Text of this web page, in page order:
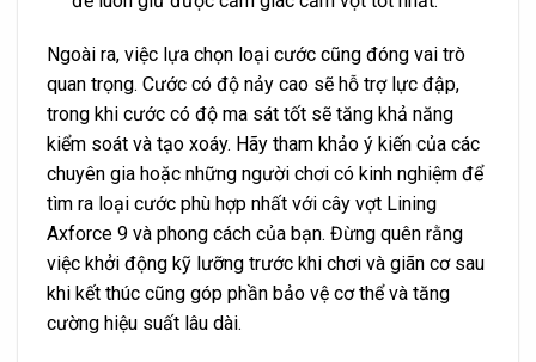
Ngoài ra, việc lựa chọn loại cước cũng đóng vai trò
quan trọng. Cước có độ nảy cao sẽ hỗ trợ lực đập,
trong khi cước có độ ma sát tốt sẽ tăng khả năng
kiểm soát và tạo xoáy. Hãy tham khảo ý kiến của các
chuyên gia hoặc những người chơi có kinh nghiệm để
tìm ra loại cước phù hợp nhất với cây vợt Lining
Axforce 9 và phong cách của bạn. Đừng quên rằng
việc khởi động kỹ lưỡng trước khi chơi và giãn cơ sau
khi kết thúc cũng góp phần bảo vệ cơ thể và tăng
cường hiệu suất lâu dài.